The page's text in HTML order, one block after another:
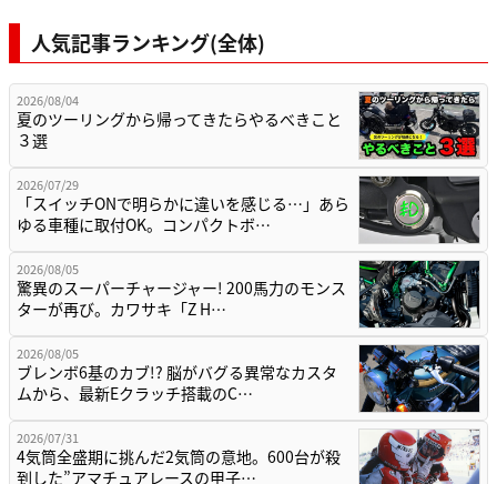
人気記事ランキング(全体)
2026/08/04
夏のツーリングから帰ってきたらやるべきこと
３選
2026/07/29
「スイッチONで明らかに違いを感じる…」あら
ゆる車種に取付OK。コンパクトボ…
2026/08/05
驚異のスーパーチャージャー! 200馬力のモンス
ターが再び。カワサキ「Z H…
2026/08/05
ブレンボ6基のカブ!? 脳がバグる異常なカスタ
ムから、最新Eクラッチ搭載のC…
2026/07/31
4気筒全盛期に挑んだ2気筒の意地。600台が殺
到した”アマチュアレースの甲子…